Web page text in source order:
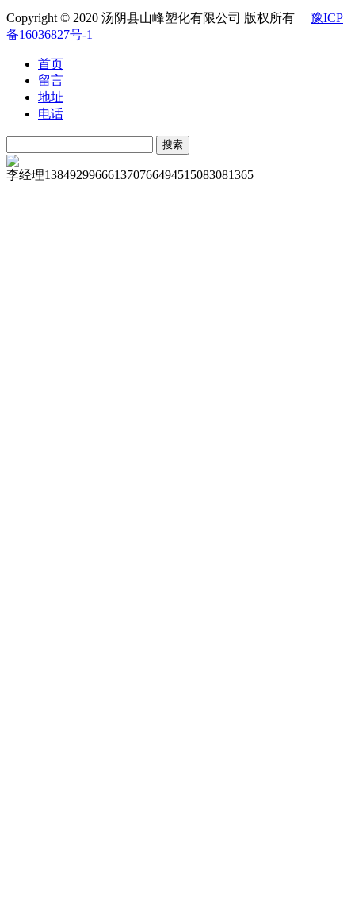
Copyright © 2020 汤阴县山峰塑化有限公司 版权所有 豫ICP
备16036827号-1
首页
留言
地址
电话
李经理138492996661370766494515083081365